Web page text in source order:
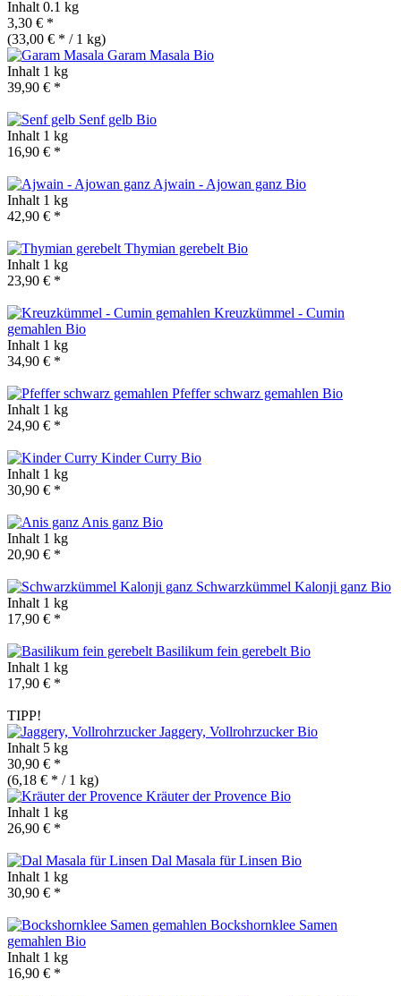
Inhalt 0.1 kg
3,30 € *
(33,00 € * / 1 kg)
Garam Masala Bio
Inhalt 1 kg
39,90 € *
Senf gelb Bio
Inhalt 1 kg
16,90 € *
Ajwain - Ajowan ganz Bio
Inhalt 1 kg
42,90 € *
Thymian gerebelt Bio
Inhalt 1 kg
23,90 € *
Kreuzkümmel - Cumin
gemahlen Bio
Inhalt 1 kg
34,90 € *
Pfeffer schwarz gemahlen Bio
Inhalt 1 kg
24,90 € *
Kinder Curry Bio
Inhalt 1 kg
30,90 € *
Anis ganz Bio
Inhalt 1 kg
20,90 € *
Schwarzkümmel Kalonji ganz Bio
Inhalt 1 kg
17,90 € *
Basilikum fein gerebelt Bio
Inhalt 1 kg
17,90 € *
TIPP!
Jaggery, VollrohrzuckerBio
Inhalt 5 kg
30,90 € *
(6,18 € * / 1 kg)
Kräuter der Provence Bio
Inhalt 1 kg
26,90 € *
Dal Masala für Linsen Bio
Inhalt 1 kg
30,90 € *
Bockshornklee Samen
gemahlen Bio
Inhalt 1 kg
16,90 € *